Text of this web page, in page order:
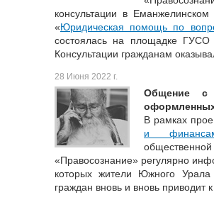
консультации в
«Юридическая помощь по
состоялась на площадке ГУСО
Консультации гражданам
28 Июня 2022 г.
Общение с
оформленных
В рамках
и
«Правосознание» регулярно
которых жители Южного
граждан вновь и вновь